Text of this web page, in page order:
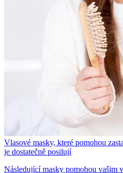
Vlasové masky, které pomohou
je dostatečně posilují
Následující masky pomohou vašim